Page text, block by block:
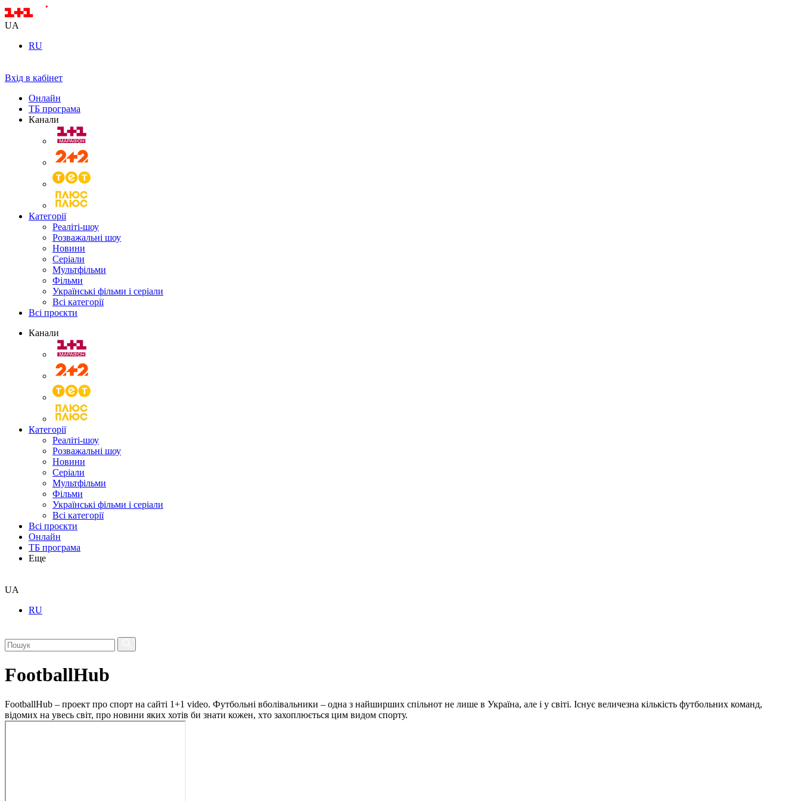
UA
RU
Вхід в кабінет
Онлайн
ТБ програма
Канали
Категорії
Реаліті-шоу
Розважальні шоу
Новини
Серіали
Мультфільми
Фільми
Українські фільми і серіали
Всі категорії
Всі проєкти
Канали
Категорії
Реаліті-шоу
Розважальні шоу
Новини
Серіали
Мультфільми
Фільми
Українські фільми і серіали
Всі категорії
Всі проєкти
Онлайн
ТБ програма
Еще
UA
RU
FootballHub
FootballHub – проект про спорт на сайті 1+1 video. Футбольні вболівальники – одна з найширших спільнот не лише в Україна, але і у світі. Існує величезна кількість футбольних команд,
відомих на увесь світ, про новини яких хотів би знати кожен, хто захоплюється цим видом спорту.